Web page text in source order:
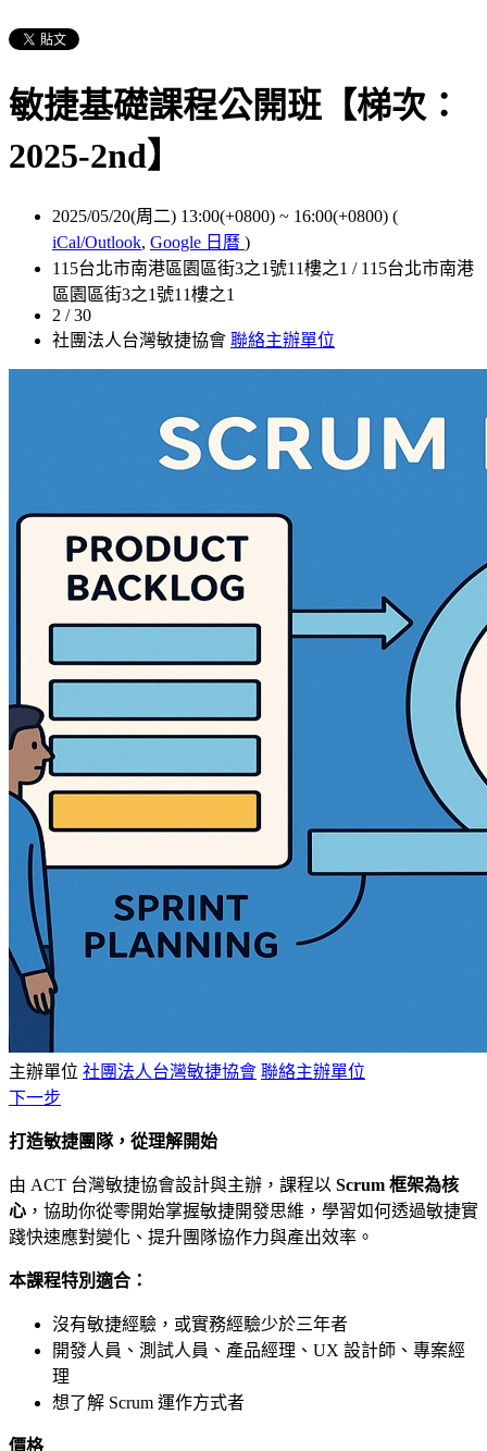
敏捷基礎課程公開班【梯次：
2025-2nd】
2025/05/20(周二) 13:00(+0800) ~ 16:00(+0800) (
iCal/Outlook, Google 日曆 )
115台北市南港區園區街3之1號11樓之1 / 115台北市南港
區園區街3之1號11樓之1
2 / 30
社團法人台灣敏捷協會 聯絡主辦單位
主辦單位 社團法人台灣敏捷協會 聯絡主辦單位
下一步
打造敏捷團隊，從理解開始
由 ACT 台灣敏捷協會設計與主辦，課程以 Scrum 框架為核
心 ，協助你從零開始掌握敏捷開發思維，學習如何透過敏捷實
踐快速應對變化、提升團隊協作力與產出效率。
本課程特別適合：
沒有敏捷經驗，或實務經驗少於三年者
開發人員、測試人員、產品經理、UX 設計師、專案經
理
想了解 Scrum 運作方式者
價格